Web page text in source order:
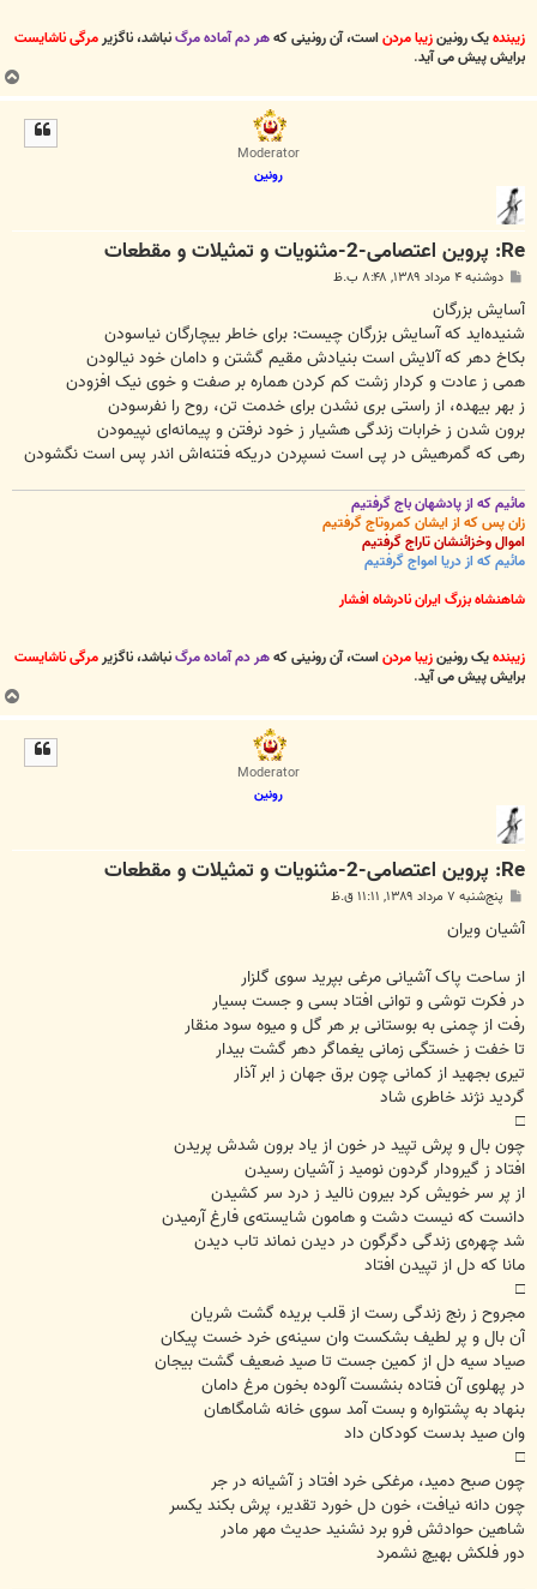
زیبندهیک رونینزیبا مردن است، آن رونینی کههر دم آماده مرگنباشد، ناگزیر مرگی ناشایست
برایش پیش می آید.
Moderator
رونین
Re: پروین اعتصامی-2-مثنویات و تمثیلات و مقطعات
ت
دوشنبه ۴ مرداد ۱۳۸۹, ۸:۴۸ ب.ظ
آسایش بزرگان
شنیده‌اید که آسایش بزرگان چیست: برای خاطر بیچارگان نیاسودن
بکاخ دهر که آلایش است بنیادش مقیم گشتن و دامان خود نیالودن
همی ز عادت و کردار زشت کم کردن هماره بر صفت و خوی نیک افزودن
ز بهر بیهده، از راستی بری نشدن برای خدمت تن، روح را نفرسودن
برون شدن ز خرابات زندگی هشیار ز خود نرفتن و پیمانه‌ای نپیمودن
رهی که گمرهیش در پی است نسپردن دریکه فتنه‌اش اندر پس است نگشودن
مائیم که از پادشهان باج گرفتیم
زان پس که از ایشان کمروتاج گرفتیم
اموال وخزائنشان تاراج گرفتیم
مائیم که از دریا امواج گرفتیم
شاهنشاه بزرگ ایران نادرشاه افشار
زیبندهیک رونینزیبا مردن است، آن رونینی کههر دم آماده مرگنباشد، ناگزیر مرگی ناشایست
برایش پیش می آید.
Moderator
رونین
Re: پروین اعتصامی-2-مثنویات و تمثیلات و مقطعات
س
ت
پنج‌شنبه ۷ مرداد ۱۳۸۹, ۱۱:۱۱ ق.ظ
آشیان ویران
از ساحت پاک آشیانی مرغی بپرید سوی گلزار
در فکرت توشی و توانی افتاد بسی و جست بسیار
رفت از چمنی به بوستانی بر هر گل و میوه سود منقار
تا خفت ز خستگی زمانی یغماگر دهر گشت بیدار
تیری بجهید از کمانی چون برق جهان ز ابر آذار
گردید نژند خاطری شاد
□
چون بال و پرش تپید در خون از یاد برون شدش پریدن
افتاد ز گیرودار گردون نومید ز آشیان رسیدن
از پر سر خویش کرد بیرون نالید ز درد سر کشیدن
دانست که نیست دشت و هامون شایسته‌ی فارغ آرمیدن
شد چهره‌ی زندگی دگرگون در دیدن نماند تاب دیدن
مانا که دل از تپیدن افتاد
□
مجروح ز رنج زندگی رست از قلب بریده گشت شریان
آن بال و پر لطیف بشکست وان سینه‌ی خرد خست پیکان
صیاد سیه دل از کمین جست تا صید ضعیف گشت بیجان
در پهلوی آن فتاده بنشست آلوده بخون مرغ دامان
بنهاد به پشتواره و بست آمد سوی خانه شامگاهان
وان صید بدست کودکان داد
□
چون صبح دمید، مرغکی خرد افتاد ز آشیانه در جر
چون دانه نیافت، خون دل خورد تقدیر، پرش بکند یکسر
شاهین حوادثش فرو برد نشنید حدیث مهر مادر
دور فلکش بهیچ نشمرد